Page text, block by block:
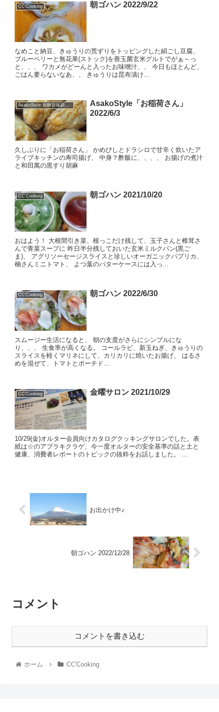
CC'Cooking 朝ゴハン 2022/9/22
なめこと納豆、きゅうりの荒ずりをトッピングした絹ごし豆腐、
ブルーベリーと無花果(ストック)を善玉菌玄米グルトでがぁ～っ
と、、、 ワカメがどーんと入ったお味噌汁、、 今日もほとんど、
ごはん要らないなあ、、 きゅうりは昆布漬け...
AsakoStyle 発酵旨味調味料
AsakoStyle「お稲荷さん」
2022/6/3
久しぶりに「お稲荷さん」 かめびしとドラシロで甘辛く炊いたア
ライブキッチンの寿司揚げ、 中身？酢飯に、、、、 お揚げの煮汁
と和田萬の黒すり胡麻
CC'Cooking 朝ゴハン 2021/10/20
おはよう！ 大根間引き菜、根っこだけ残して、玉子さんと椎茸さ
んで青菜スープに 昨日半分残しておいた玄米ミルクパン(黒ご
ま)、 アグリソーセージスライスと珍しいオーガニックパプリカ、
楠さんミニトマト、 よつ葉のバターケースには入っ...
CC'Cooking 朝ゴハン 2022/6/30
スムージー生活になると、 朝の支度がさらにシンプルにな
り、、、 生食率が高くなる。 コールラビ、新玉ねぎ、きゅうりの
スライスを軽くマリネにして、カリカリに焼いたお揚げ、 はるさ
めを混ぜて、トマトとポーチド...
CC'Cooking 金曜サロン 2021/10/29
10/29(金)オルター会員向けカタログクッキングサロンでした。表
紙は☆のアブラキクラゲ、今一度オルターの安全基準の話と土と
健康、消費者レポートのトピックの抜粋をお話しました。 ...
お出かけ中♪
朝ゴハン 2022/12/28
コメント
コメントを書き込む
ホーム CC'Cooking